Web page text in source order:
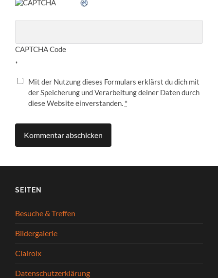
CAPTCHA Code
*
Mit der Nutzung dieses Formulars erklärst du dich mit
der Speicherung und Verarbeitung deiner Daten durch
diese Website einverstanden. *
SEITEN
Besuche & Treffen
Bildergalerie
Clairoix
Datenschutzerklärung